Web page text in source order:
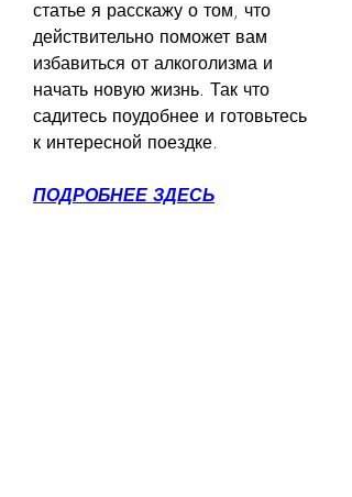
статье я расскажу о том, что
действительно поможет вам
избавиться от алкоголизма и
начать новую жизнь. Так что
садитесь поудобнее и готовьтесь
к интересной поездке.
ПОДРОБНЕЕ ЗДЕСЬ